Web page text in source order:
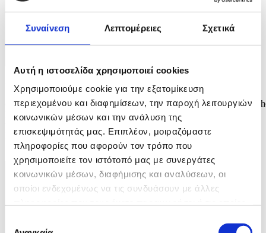
Συναίνεση Λεπτομέρειες Σχετικά
Αυτή η ιστοσελίδα χρησιμοποιεί cookies
Χρησιμοποιούμε cookie για την εξατομίκευση
περιεχομένου και διαφημίσεων, την παροχή λειτουργιών
κοινωνικών μέσων και την ανάλυση της
επισκεψιμότητάς μας. Επιπλέον, μοιραζόμαστε
πληροφορίες που αφορούν τον τρόπο που
χρησιμοποιείτε τον ιστότοπό μας με συνεργάτες
κοινωνικών μέσων, διαφήμισης και αναλύσεων, οι
οποίοι ενδεχομένως να τις συνδυάσουν με άλλες
των υπηρεσιών τους.
Φωτογραφία: JAMES ROSS
epa12826580 Denmark's Queen Mary (R) kicks a rugby football at
MCG in Melbourne, Australia, 17 March 2026. The royal couple is
visiting Australia from 14 March until 19 March 2026. EPA/JAMES
ROSS AUSTRALIA AND NEW ZEALAND OUT